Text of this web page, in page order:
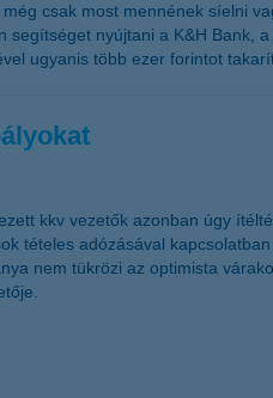
csak most mennének síelni
nyújtani a K&H Bank,
ugyanis több ezer forintot
kkv vezetők azonban úgy
tételes adózásával
nem tükrözi az optimista